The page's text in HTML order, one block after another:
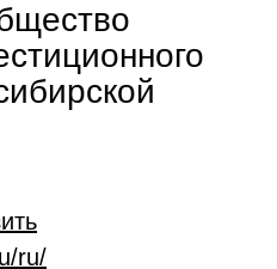
ru/